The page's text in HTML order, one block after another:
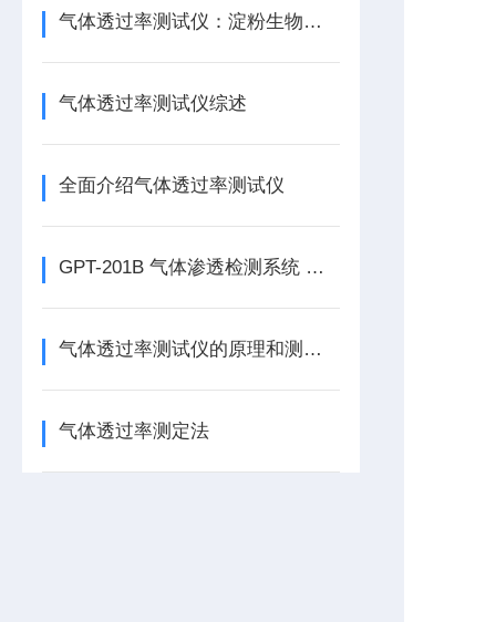
气体透过率测试仪：淀粉生物降解袋透气性能测试应用
气体透过率测试仪综述
全面介绍气体透过率测试仪
GPT-201B 气体渗透检测系统 压差法透气性检测仪简介
气体透过率测试仪的原理和测试方法
气体透过率测定法